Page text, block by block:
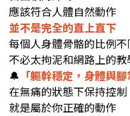
應該符合人體自然動作
並不是完全的直上直下
每個人身體骨骼的比例不
不必太拘泥和網路上的
🔔 「軀幹穩定，身體與
在無痛的狀態下保持控制
就是屬於你正確的動作